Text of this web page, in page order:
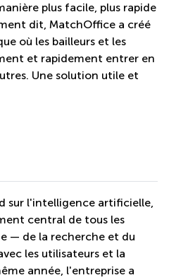
plus facile, plus rapide
dit, MatchOffice a créé
où les bailleurs et les
et rapidement entrer en
Une solution utile et
sur l'intelligence artificielle,
central de tous les
— de la recherche et du
les utilisateurs et la
année, l'entreprise a